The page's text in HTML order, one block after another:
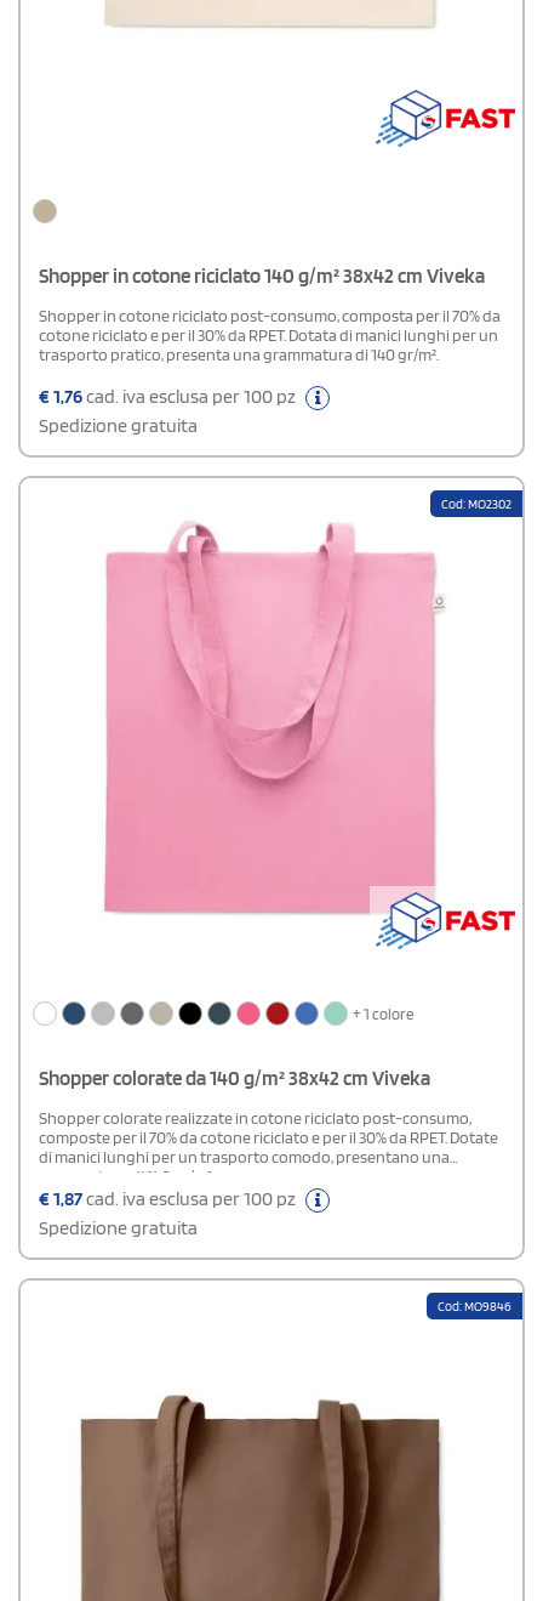
Shopper in cotone riciclato 140 g/m² 38x42 cm Viveka
Shopper in cotone riciclato post-consumo, composta per il 70% da
cotone riciclato e per il 30% da RPET. Dotata di manici lunghi per un
trasporto pratico, presenta una grammatura di 140 gr/m².
€1,76cad. iva esclusa per 100 pz
Spedizione gratuita
Cod: MO2302
+ 1 colore
Shopper colorate da 140 g/m² 38x42 cm Viveka
Shopper colorate realizzate in cotone riciclato post-consumo,
composte per il 70% da cotone riciclato e per il 30% da RPET. Dotate
di manici lunghi per un trasporto comodo, presentano una
grammatura di 140 gr/m².
€1,87cad. iva esclusa per 100 pz
Spedizione gratuita
Cod: MO9846